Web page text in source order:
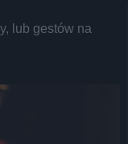
lub gestów na